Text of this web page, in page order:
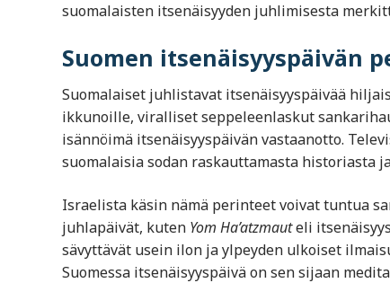
suomalaisten itsenäisyyden juhlimisesta
Suomen itsenäisyyspäivän
Suomalaiset juhlistavat itsenäisyyspäivää
ikkunoille, viralliset seppeleenlaskut
isännöimä itsenäisyyspäivän vastaanotto.
suomalaisia sodan raskauttamasta historiasta
Israelista käsin nämä perinteet voivat tuntua
juhlapäivät, kuten Yom Ha’atzmauteli
sävyttävät usein ilon ja ylpeyden ulkoiset
Suomessa itsenäisyyspäivä on sen sijaan